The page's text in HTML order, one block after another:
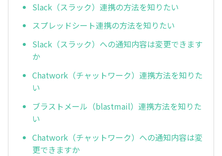
Slack（スラック）連携の方法を知りたい
スプレッドシート連携の方法を知りたい
Slack（スラック）への通知内容は変更できます
か
Chatwork（チャットワーク）連携方法を知りた
い
ブラストメール（blastmail）連携方法を知りた
い
Chatwork（チャットワーク）への通知内容は変
更できますか